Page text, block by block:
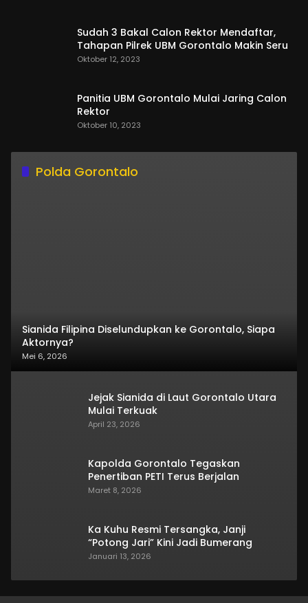
Sudah 3 Bakal Calon Rektor Mendaftar,
Tahapan Pilrek UBM Gorontalo Makin Seru
Oktober 12, 2023
Panitia UBM Gorontalo Mulai Jaring Calon
Rektor
Oktober 10, 2023
Polda Gorontalo
Sianida Filipina Diselundupkan ke Gorontalo, Siapa
Aktornya?
Mei 6, 2026
Jejak Sianida di Laut Gorontalo Utara
Mulai Terkuak
April 23, 2026
Kapolda Gorontalo Tegaskan
Penertiban PETI Terus Berjalan
Maret 8, 2026
Ka Kuhu Resmi Tersangka, Janji
“Potong Jari” Kini Jadi Bumerang
Januari 13, 2026